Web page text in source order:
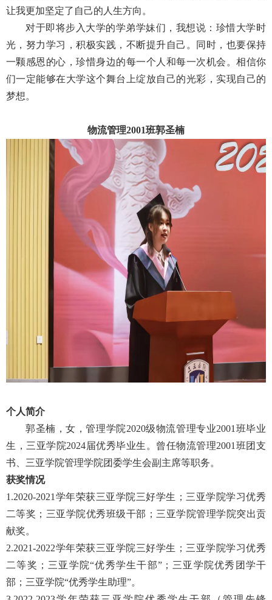
让我更加坚定了自己的人生方向。
对于即将步入大学的学弟学妹们，我想说：珍惜大学时
光，努力学习，积极实践，不断提升自己。同时，也要保持
一颗感恩的心，珍惜身边的每一个人和每一次机会。相信你
们一定能够在大学这个舞台上绽放自己的光彩，实现自己的
梦想。
物流管理2001班郭圣楠
个人简介
郭圣楠，女，管理学院2020级物流管理专业2001班毕业
生，三亚学院2024届优秀毕业生。曾任物流管理2001班团支
书、三亚学院管理学院团委学生会副主席等职务。
获奖情况
1.2020-2021学年荣获三亚学院三好学生；三亚学院学习优秀
二等奖；三亚学院优秀班级干部；三亚学院管理学院突出贡
献奖。
2.2021-2022学年荣获三亚学院三好学生；三亚学院学习优秀
二等奖；三亚学院“优秀学生干部”；三亚学院优秀团学干
部；三亚学院“优秀学生助理”。